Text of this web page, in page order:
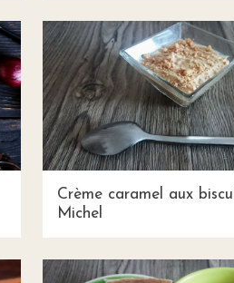
Crème caramel aux
Michel